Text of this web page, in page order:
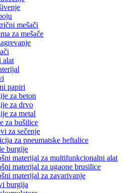
mešači
za mešače
alat
papiri
za beton
za drvo
za metal
za bušilice
za sečenje
za pneumatske heftalice
burgije
materijal za multifunkcionalni alat
materijal za ugaone brusilice
materijal za zavarivanje
burgija